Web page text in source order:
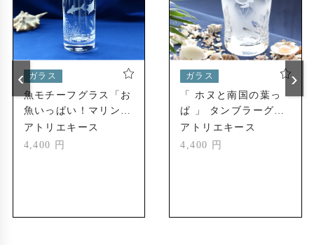
2021年 直営ショップ「アトリエキース大須店」開店
ガラス
魚モチーフグラス「お
魚いっぱい！マリン・
アクアリウム」
アトリエキース
4,400 円
ガラス
「 ホヌと南国の葉っ
ぱ 」 タンブラーグラ
ス
アトリエキース
4,400 円
‹ ›